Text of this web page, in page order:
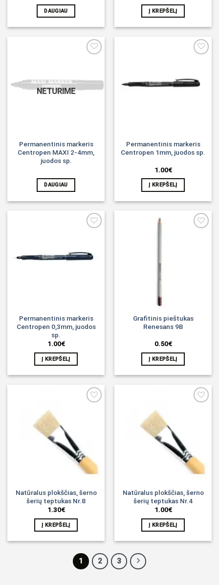
DAUGIAU Į KREPŠELĮ
NETURIME
Permanentinis markeris
Centropen MAXI 2-4mm,
juodos sp.
DAUGIAU
Noriu!
Permanentinis markeris
Centropen 1mm, juodos sp.
1.00€
Į KREPŠELĮ
Noriu!
Permanentinis markeris
Centropen 0,3mm, juodos
sp.
1.00€
Į KREPŠELĮ
Grafitinis pieštukas
Renesans 9B
0.50€
Į KREPŠELĮ
Natūralus plokščias, šerno
šerių teptukas Nr.8
1.30€
Į KREPŠELĮ
Natūralus plokščias, šerno
šerių teptukas Nr.4
1.00€
Į KREPŠELĮ
1 2 3